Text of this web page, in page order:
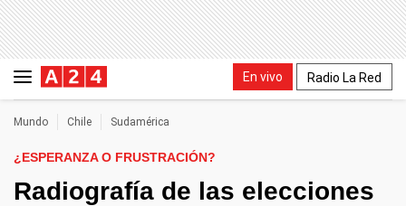
En vivo Radio La Red
Mundo Chile Sudamérica
¿ESPERANZA O FRUSTRACIÓN?
Radiografía de las elecciones